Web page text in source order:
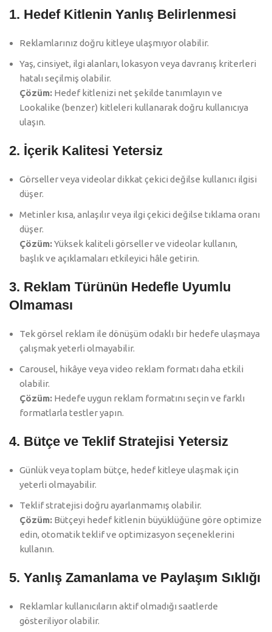
1. Hedef Kitlenin Yanlış Belirlenmesi
Reklamlarınız doğru kitleye ulaşmıyor olabilir.
Yaş, cinsiyet, ilgi alanları, lokasyon veya davranış kriterleri
hatalı seçilmiş olabilir.
Çözüm: Hedef kitlenizi net şekilde tanımlayın ve
Lookalike (benzer) kitleleri kullanarak doğru kullanıcıya
ulaşın.
2. İçerik Kalitesi Yetersiz
Görseller veya videolar dikkat çekici değilse kullanıcı ilgisi
düşer.
Metinler kısa, anlaşılır veya ilgi çekici değilse tıklama oranı
düşer.
Çözüm:Yüksek kaliteli görseller ve videolar kullanın,
başlık ve açıklamaları etkileyici hâle getirin.
3. Reklam Türünün Hedefle Uyumlu
Olmaması
Tek görsel reklam ile dönüşüm odaklı bir hedefe ulaşmaya
çalışmak yeterli olmayabilir.
Carousel, hikâye veya video reklam formatı daha etkili
olabilir.
Çözüm: Hedefe uygun reklam formatını seçin ve farklı
formatlarla testler yapın.
4. Bütçe ve Teklif Stratejisi Yetersiz
Günlük veya toplam bütçe, hedef kitleye ulaşmak için
yeterli olmayabilir.
Teklif stratejisi doğru ayarlanmamış olabilir.
Çözüm: Bütçeyi hedef kitlenin büyüklüğüne göre optimize
edin, otomatik teklif ve optimizasyon seçeneklerini
kullanın.
5. Yanlış Zamanlama ve Paylaşım Sıklığı
Reklamlar kullanıcıların aktif olmadığı saatlerde
gösteriliyor olabilir.